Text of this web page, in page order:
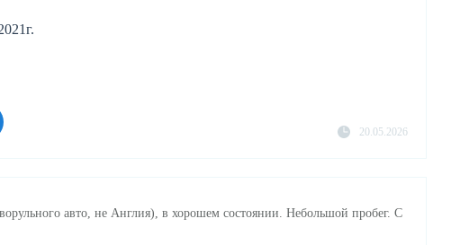
20.05.2026
авто, не Англия), в хорошем состоянии. Небольшой пробег. С